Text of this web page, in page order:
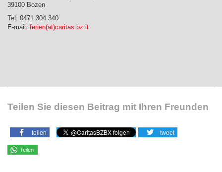
39100 Bozen
Tel: 0471 304 340
E-mail: ferien(at)caritas.bz.it
Teilen Sie diesen Beitrag mit Ihren Freunden
teilen tweet
Teilen